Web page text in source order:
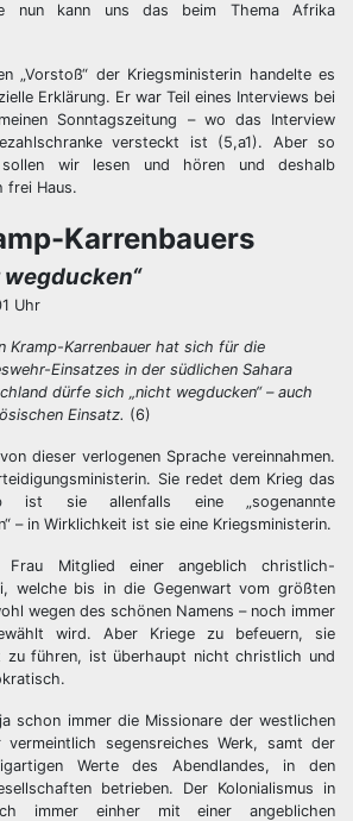
nun kann uns das beim Thema Afrika
„Vorstoß“ der Kriegsministerin handelte es
Erklärung. Er war Teil eines Interviews bei
Sonntagszeitung – wo das Interview
versteckt ist (5,a1). Aber so
wir lesen und hören und deshalb
frei Haus.
Karrenbauers
Uhr
Kramp-Karrenbauer hat sich für die
Einsatzes in der südlichen Sahara
dürfe sich „nicht wegducken“ – auch
Einsatz. (6)
dieser verlogenen Sprache vereinnahmen.
Sie redet dem Krieg das
ist sie allenfalls eine „sogenannte
– in Wirklichkeit ist sie eine Kriegsministerin.
Mitglied einer angeblich christlich-
welche bis in die Gegenwart vom größten
wegen des schönen Namens – noch immer
wird. Aber Kriege zu befeuern, sie
zu führen, ist überhaupt nicht christlich und
schon immer die Missionare der westlichen
segensreiches Werk, samt der
Werte des Abendlandes, in den
betrieben. Der Kolonialismus in
immer einher mit einer angeblichen